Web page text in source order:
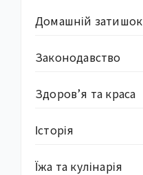
Домашній затишок
Законодавство
Здоров’я та краса
Історія
Їжа та кулінарія